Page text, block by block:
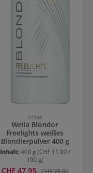
17704
Wella Blondor
Freelights weißes
Blondierpulver 400 g
Inhalt:400 g (CHF 11.99 /
100 g)
Verkaufspreis:
CHF 47.95 Regulärer Preis: